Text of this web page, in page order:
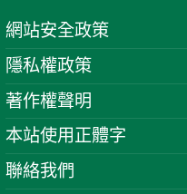
網站安全政策
隱私權政策
著作權聲明
本站使用正體字
聯絡我們